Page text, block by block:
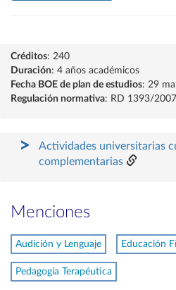
Créditos: 240
Duración: 4 años académicos
Fecha BOE de plan de estudios: 29
Regulación normativa: RD 1393/2007
Actividades universitarias
complementarias
Menciones
Audición y Lenguaje Educación
Pedagogía Terapéutica